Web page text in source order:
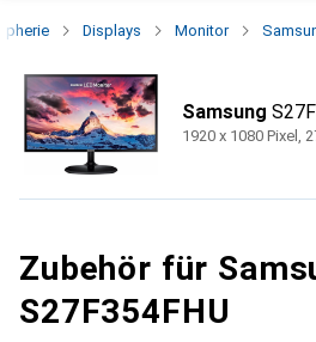
Displays Monitor
Samsung
1920 x 1080 Pixel,
Zubehör für
S27F354FHU